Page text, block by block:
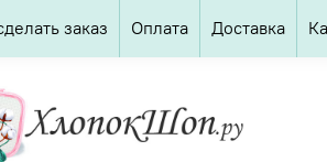
заказ Оплата Доставка